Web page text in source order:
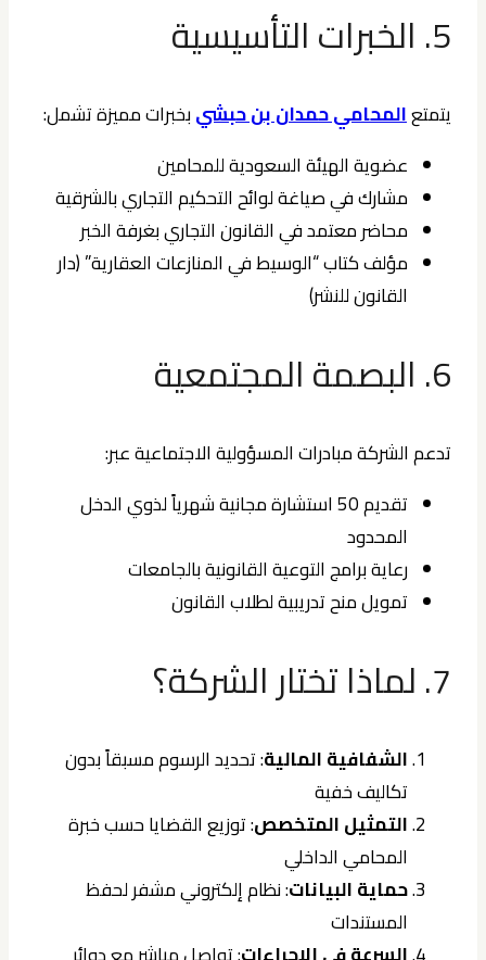
5. الخبرات التأسيسية
يتمتعالمحامي حمدان بن حبشيبخبرات مميزة تشمل:
عضوية الهيئة السعودية للمحامين
مشارك في صياغة لوائح التحكيم التجاري بالشرقية
محاضر معتمد في القانون التجاري بغرفة الخبر
مؤلف كتاب “الوسيط في المنازعات العقارية” (دار
القانون للنشر)
6. البصمة المجتمعية
تدعم الشركة مبادرات المسؤولية الاجتماعية عبر:
تقديم 50 استشارة مجانية شهرياً لذوي الدخل
المحدود
رعاية برامج التوعية القانونية بالجامعات
تمويل منح تدريبية لطلاب القانون
7. لماذا تختار الشركة؟
الشفافية المالية: تحديد الرسوم مسبقاً بدون
تكاليف خفية
التمثيل المتخصص: توزيع القضايا حسب خبرة
المحامي الداخلي
حماية البيانات: نظام إلكتروني مشفر لحفظ
المستندات